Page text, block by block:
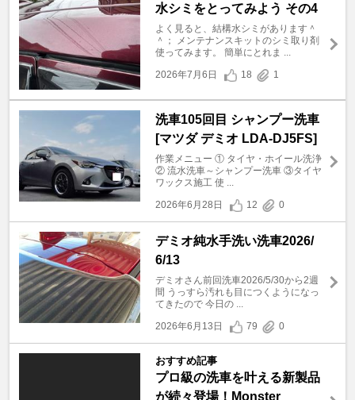
水シミをとってみよう その4
よく見ると、結構水シミがあります＾
＾； メンテナンスキットのシミ取り剤
使ってみます。 簡単にとれま ...
2026年7月6日
18 1
洗車105回目 シャンプー洗車
[マツダ デミオ LDA-DJ5FS]
作業メニュー ① タイヤ・ホイール洗浄
② 流水洗車～シャンプー洗車 ③タイヤ
ワックス施工 使 ...
2026年6月28日
12 0
デミオ純水手洗い洗車2026/
6/13
デミオさん前回洗車2026/5/30から2週
間 うっすら汚れも目につくようになっ
てきたので 今日の ...
2026年6月13日
79 0
おすすめ記事
プロ級の洗車を叶える新製品
が続々登場！Monster